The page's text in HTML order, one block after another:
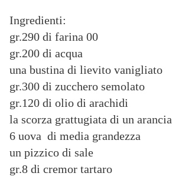
Ingredienti:
gr.290 di farina 00
gr.200 di acqua
una bustina di lievito vanigliato
gr.300 di zucchero semolato
gr.120 di olio di arachidi
la scorza grattugiata di un arancia
6 uova di media grandezza
un pizzico di sale
gr.8 di cremor tartaro